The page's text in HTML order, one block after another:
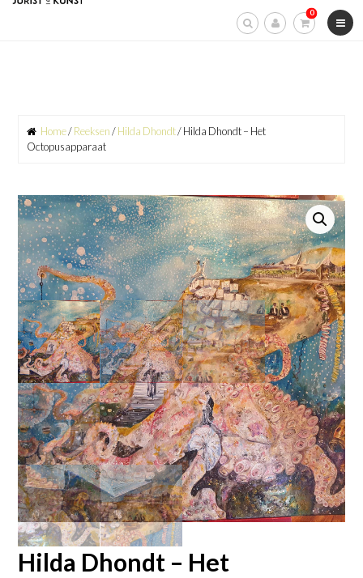
Skip
0
Home/Reeksen/Hilda Dhondt/ Hilda Dhondt – Het
Octopusapparaat
Hilda Dhondt – Het